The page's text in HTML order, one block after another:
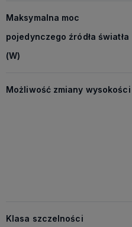
Maksymalna moc
pojedynczego źródła światła
(W)
Możliwość zmiany wysokości
Klasa szczelności